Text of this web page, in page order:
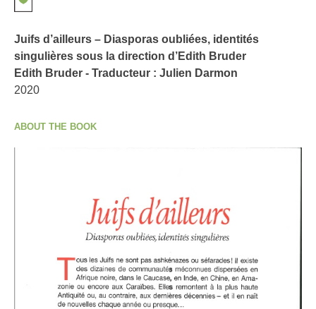
Juifs d’ailleurs – Diasporas oubliées, identités
singulières sous la direction d’Edith Bruder
Edith Bruder - Traducteur : Julien Darmon
2020
ABOUT THE BOOK